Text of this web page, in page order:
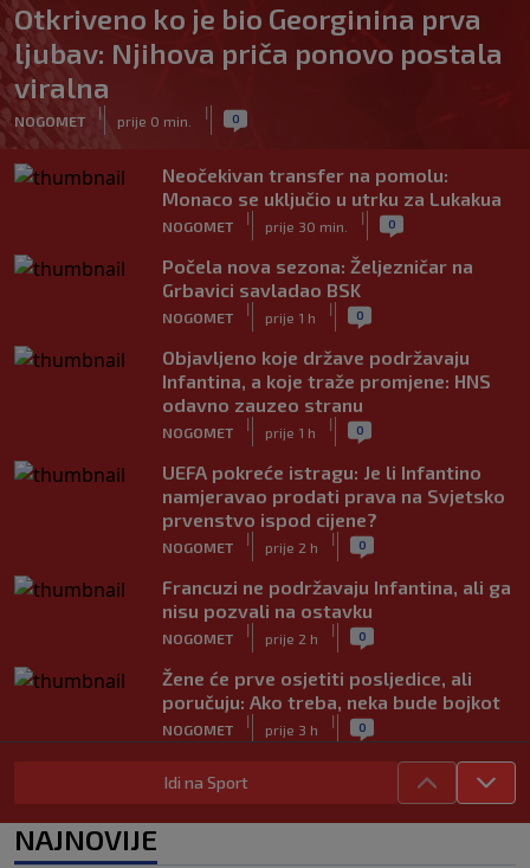
Otkriveno ko je bio Georginina prva
ljubav: Njihova priča ponovo postala
viralna
NOGOMET
|
prije 0 min.
| 0
Neočekivan transfer na pomolu:
Monaco se uključio u utrku za Lukakua
NOGOMET
|
prije 30 min.
| 0
Počela nova sezona: Željezničar na
Grbavici savladao BSK
NOGOMET
|
prije 1 h
| 0
Objavljeno koje države podržavaju
Infantina, a koje traže promjene: HNS
odavno zauzeo stranu
NOGOMET
|
prije 1 h
| 0
UEFA pokreće istragu: Je li Infantino
namjeravao prodati prava na Svjetsko
prvenstvo ispod cijene?
NOGOMET
|
prije 2 h
| 0
Francuzi ne podržavaju Infantina, ali ga
nisu pozvali na ostavku
NOGOMET
|
prije 2 h
| 0
Žene će prve osjetiti posljedice, ali
poručuju: Ako treba, neka bude bojkot
NOGOMET
|
prije 3 h
| 0
Zvanično: Samed Baždar ima novi klub,
zadužio broj sa velikom "težinom"
NOGOMET prije 5 h
Idi na Sport
NAJNOVIJE